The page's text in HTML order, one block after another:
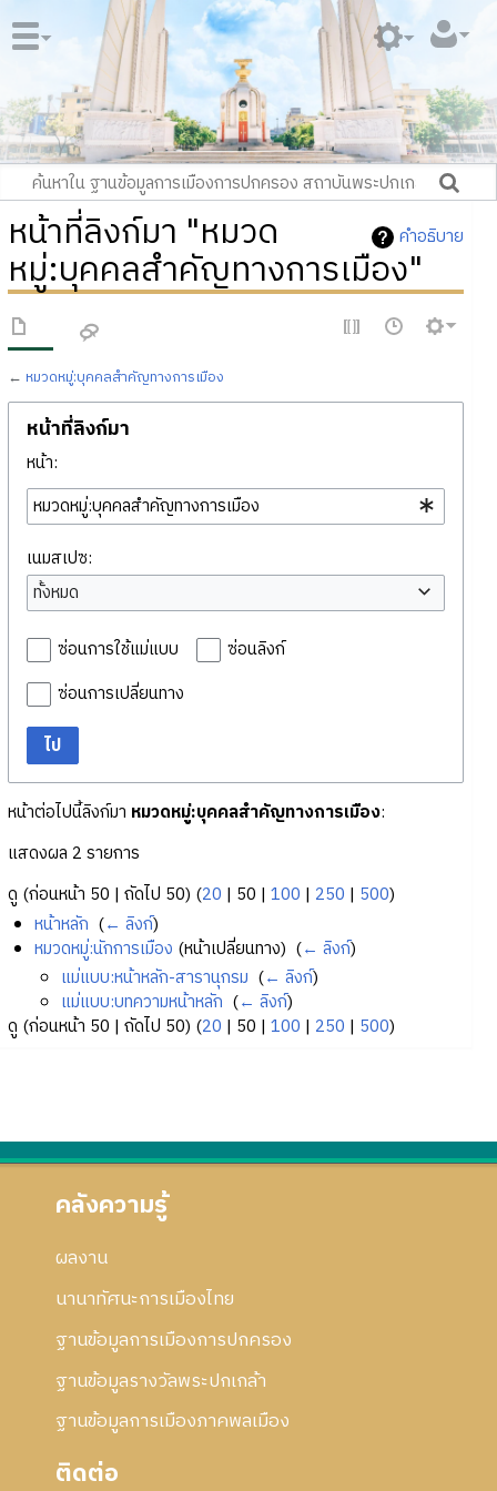
คำอธิบาย
หน้าที่ลิงก์มา "หมวด
หมู่:บุคคลสำคัญทางการเมือง"
← หมวดหมู่:บุคคลสำคัญทางการเมือง
หน้าที่ลิงก์มา
หน้า:
เนมสเปซ:
ทั้งหมด
ซ่อนการใช้แม่แบบ
ซ่อนลิงก์
ซ่อนการเปลี่ยนทาง
ไป
หน้าต่อไปนี้ลิงก์มา หมวดหมู่:บุคคลสำคัญทางการเมือง:
แสดงผล 2 รายการ
ดู (ก่อนหน้า 50 | ถัดไป 50) (20 | 50 | 100 | 250 | 500)
หน้าหลัก (← ลิงก์)
หมวดหมู่:นักการเมือง (หน้าเปลี่ยนทาง) ‎ (← ลิงก์)
แม่แบบ:หน้าหลัก-สารานุกรม (← ลิงก์)
แม่แบบ:บทความหน้าหลัก (← ลิงก์)
ดู (ก่อนหน้า 50 | ถัดไป 50) (20 | 50 | 100 | 250 | 500)
คลังความรู้
ผลงาน
นานาทัศนะการเมืองไทย
ฐานข้อมูลการเมืองการปกครอง
ฐานข้อมูลรางวัลพระปกเกล้า
ฐานข้อมูลการเมืองภาคพลเมือง
ติดต่อ